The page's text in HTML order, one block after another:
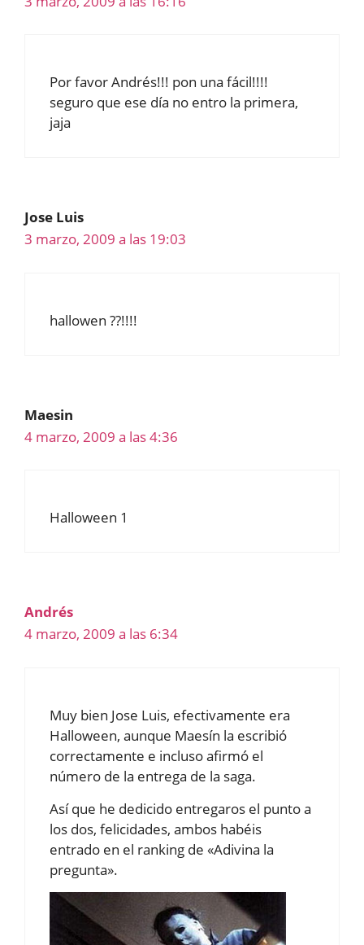
Por favor Andrés!!! pon una fácil!!!!
seguro que ese día no entro la primera,
jaja
Jose Luis
3 marzo, 2009 a las 19:03
hallowen ??!!!!
Maesin
4 marzo, 2009 a las 4:36
Halloween 1
Andrés
4 marzo, 2009 a las 6:34
Muy bien Jose Luis, efectivamente era
Halloween, aunque Maesín la escribió
correctamente e incluso afirmó el
número de la entrega de la saga.
Así que he dedicido entregaros el punto a
los dos, felicidades, ambos habéis
entrado en el ranking de «Adivina la
pregunta».